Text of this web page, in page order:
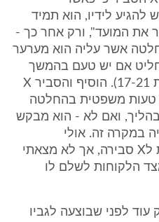
להגיע לידיו, הוא תמיד
את המועד", ורק אחר כך -
אשר עליה הוא מערער
אם יש טעם בהמשך
בירור הערעור (עמ' 21 שורות 17-21). הוסיף והסביר X
טעות משפטית בהחלטה
ואם לא - הוא מבקש
במקרה זה. אולי
הפרקטיקה המתוארת נראית לX סבירה, אך לא מצאתי
הלקוחות לשלם לו
עוד לפני שבוצעה לגביו